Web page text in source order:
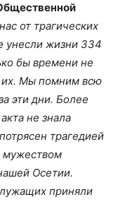
от трагических
унесли жизни 334
бы времени не
их. Мы помним всю
эти дни. Более
не знала
трагедией
мужеством
Осетии.
приняли